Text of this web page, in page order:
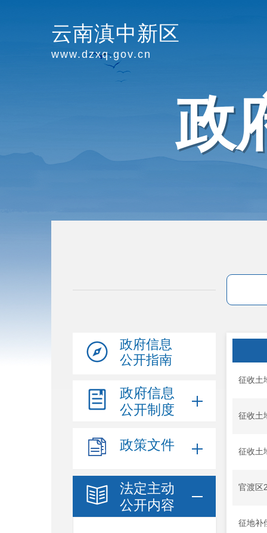
云南滇中新区
www.dzxq.gov.cn
政
政府信息
公开指南
政府信息
公开制度
政策文件
法定主动
公开内容
征收土
征收土
征收土
官渡区
征地补